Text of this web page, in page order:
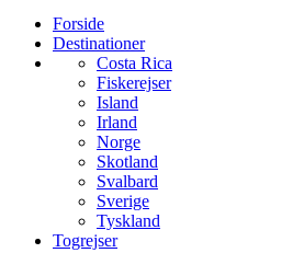
Forside
Destinationer
Costa Rica
Fiskerejser
Island
Irland
Norge
Skotland
Svalbard
Sverige
Tyskland
Togrejser